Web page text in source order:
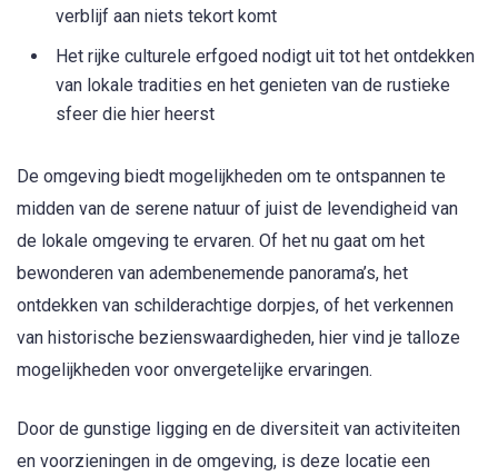
verblijf aan niets tekort komt
Het rijke culturele erfgoed nodigt uit tot het ontdekken
van lokale tradities en het genieten van de rustieke
sfeer die hier heerst
De omgeving biedt mogelijkheden om te ontspannen te
midden van de serene natuur of juist de levendigheid van
de lokale omgeving te ervaren. Of het nu gaat om het
bewonderen van adembenemende panorama’s, het
ontdekken van schilderachtige dorpjes, of het verkennen
van historische bezienswaardigheden, hier vind je talloze
mogelijkheden voor onvergetelijke ervaringen.
Door de gunstige ligging en de diversiteit van activiteiten
en voorzieningen in de omgeving, is deze locatie een